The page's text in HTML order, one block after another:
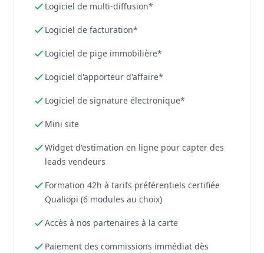
Logiciel de multi-diffusion*
Logiciel de facturation*
Logiciel de pige immobilière*
Logiciel d'apporteur d'affaire*
Logiciel de signature électronique*
Mini site
Widget d'estimation en ligne pour capter des
leads vendeurs
Formation 42h à tarifs préférentiels certifiée
Qualiopi (6 modules au choix)
Accès à nos partenaires à la carte
Paiement des commissions immédiat dès